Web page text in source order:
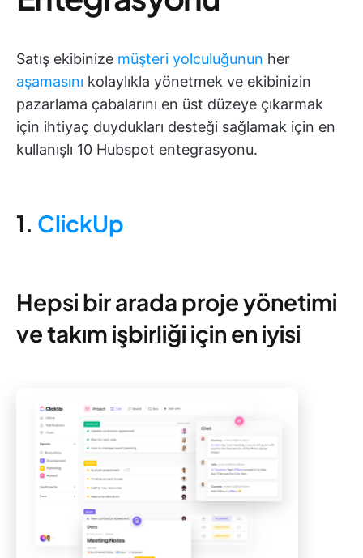
Satış ekibinize müşteri yolculuğunun her
aşamasını kolaylıkla yönetmek ve ekibinizin
pazarlama çabalarını en üst düzeye çıkarmak
için ihtiyaç duydukları desteği sağlamak için en
kullanışlı 10 Hubspot entegrasyonu.
1. ClickUp
Hepsi bir arada proje yönetimi
ve takım işbirliği için en iyisi